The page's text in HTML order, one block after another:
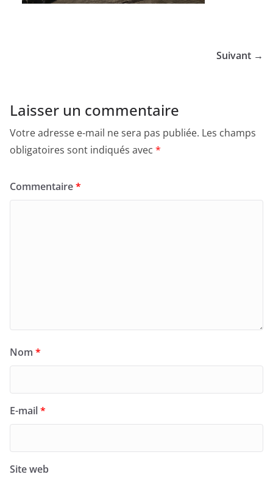
Suivant →
Laisser un commentaire
Votre adresse e-mail ne sera pas publiée. Les champs
obligatoires sont indiqués avec *
Commentaire*
Nom *
E-mail*
Site web